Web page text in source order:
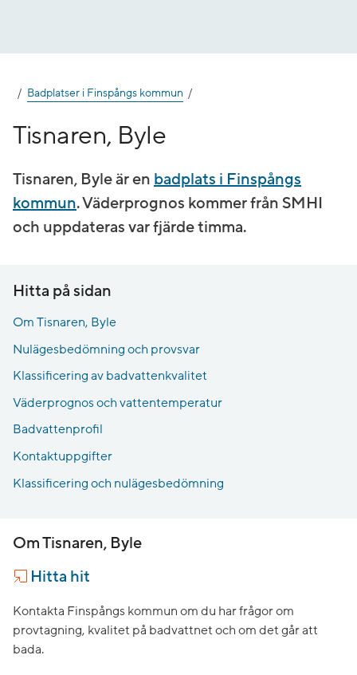
Badplatser i Finspångs kommun
Tisnaren, Byle
Tisnaren, Byle är en badplats i Finspångs
kommun. Väderprognos kommer från SMHI
och uppdateras var fjärde timma.
Hitta på sidan
Om Tisnaren, Byle
Nulägesbedömning och provsvar
Klassificering av badvattenkvalitet
Väderprognos och vattentemperatur
Badvattenprofil
Kontaktuppgifter
Klassificering och nulägesbedömning
Om Tisnaren, Byle
Hitta hit
Kontakta Finspångs kommun om du har frågor om
provtagning, kvalitet på badvattnet och om det går att
bada.